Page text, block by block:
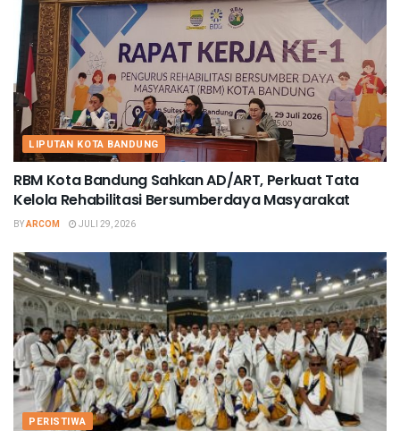
LIPUTAN KOTA BANDUNG
RBM Kota Bandung Sahkan AD/ART, Perkuat Tata
Kelola Rehabilitasi Bersumberdaya Masyarakat
BYARCOM JULI 29, 2026
PERISTIWA